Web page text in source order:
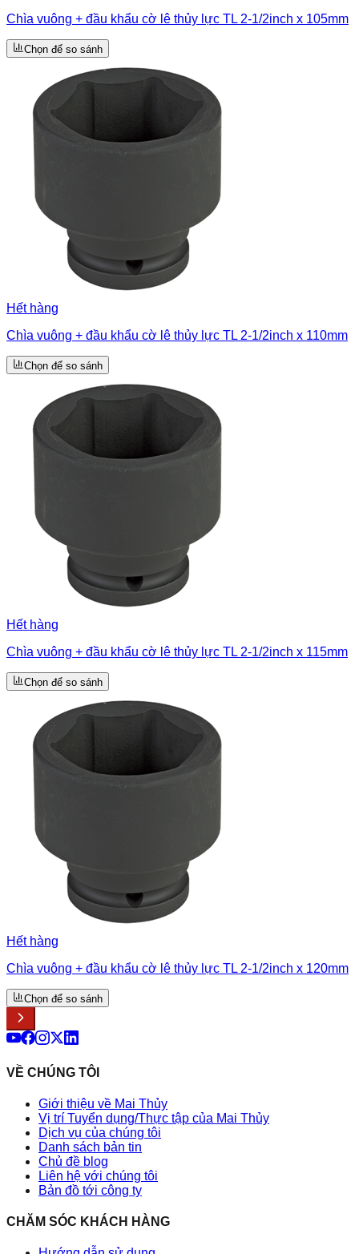
Chìa vuông + đầu khẩu cờ lê thủy lực TL 2-1/2inch x 105mm
Chọn để so sánh
Hết hàng
Chìa vuông + đầu khẩu cờ lê thủy lực TL 2-1/2inch x 110mm
Chọn để so sánh
Hết hàng
Chìa vuông + đầu khẩu cờ lê thủy lực TL 2-1/2inch x 115mm
Chọn để so sánh
Hết hàng
Chìa vuông + đầu khẩu cờ lê thủy lực TL 2-1/2inch x 120mm
Chọn để so sánh
VỀ CHÚNG TÔI
Giới thiệu về Mai Thủy
Vị trí Tuyển dụng/Thực tập của Mai Thủy
Dịch vụ của chúng tôi
Danh sách bản tin
Chủ đề blog
Liên hệ với chúng tôi
Bản đồ tới công ty
CHĂM SÓC KHÁCH HÀNG